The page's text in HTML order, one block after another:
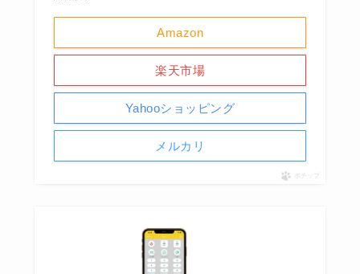
Amazon
楽天市場
Yahooショッピング
メルカリ
ポチップ